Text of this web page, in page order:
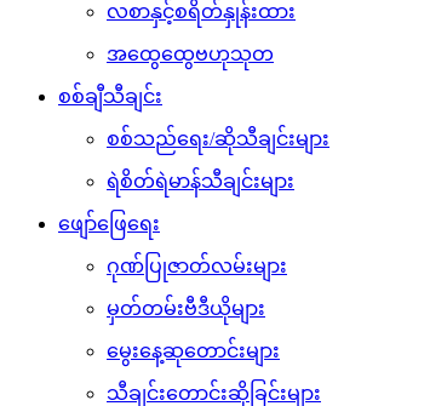
လစာနှင့်စရိတ်နှုန်းထား
အထွေထွေဗဟုသုတ
စစ်ချီသီချင်း
စစ်သည်ရေး/ဆိုသီချင်းများ
ရဲစိတ်ရဲမာန်သီချင်းများ
ဖျော်ဖြေရေး
ဂုဏ်ပြုဇာတ်လမ်းများ
မှတ်တမ်းဗီဒီယိုများ
မွေးနေ့ဆုတောင်းများ
သီချင်းတောင်းဆိုခြင်းများ